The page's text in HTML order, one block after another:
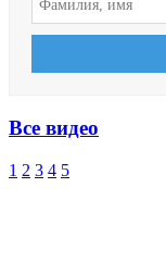
Все видео
1 2 3 4 5